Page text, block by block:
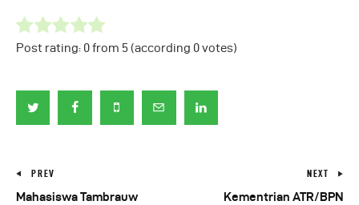
Post rating: 0from 5(according 0votes)
PREV
Mahasiswa Tambrauw
NEXT
Kementrian ATR/BPN